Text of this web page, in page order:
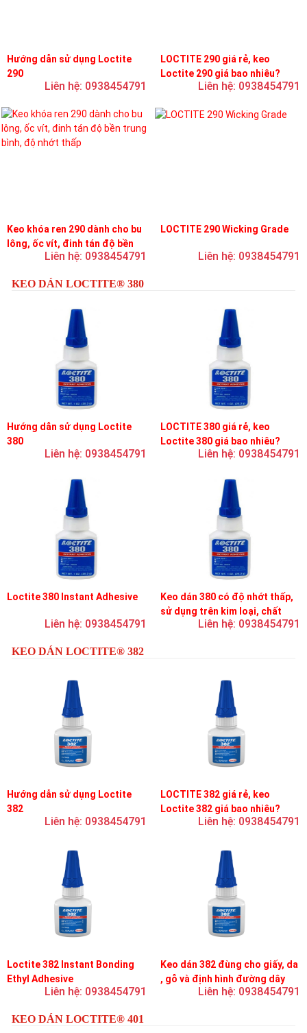
Hướng dẫn sử dụng Loctite
290
Liên hệ: 0938454791
LOCTITE 290 giá rẻ, keo
Loctite 290 giá bao nhiêu?
Liên hệ: 0938454791
Keo khóa ren 290 dành cho bu
lông, ốc vít, đinh tán độ bền
trung bình, độ nhớt thấp
Liên hệ: 0938454791
LOCTITE 290 Wicking Grade
Liên hệ: 0938454791
KEO DÁN LOCTITE® 380
Hướng dẫn sử dụng Loctite
380
Liên hệ: 0938454791
LOCTITE 380 giá rẻ, keo
Loctite 380 giá bao nhiêu?
Liên hệ: 0938454791
Loctite 380 Instant Adhesive
Liên hệ: 0938454791
Keo dán 380 có độ nhớt thấp,
sử dụng trên kim loại, chất
đàn hồi và nhựaLiên hệ: 0938454791
KEO DÁN LOCTITE® 382
Hướng dẫn sử dụng Loctite
382
Liên hệ: 0938454791
LOCTITE 382 giá rẻ, keo
Loctite 382 giá bao nhiêu?
Liên hệ: 0938454791
Loctite 382 Instant Bonding
Ethyl Adhesive
Liên hệ: 0938454791
Keo dán 382 đùng cho giấy, da
, gỗ và định hình đường dây
trên bản mạchLiên hệ: 0938454791
KEO DÁN LOCTITE® 401